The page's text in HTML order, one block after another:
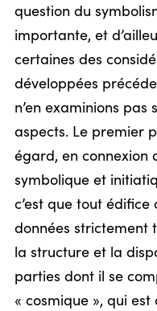
question du
importante, et
certaines des
développées
n’en examinions
aspects. Le premier
égard, en connexion
symbolique et
c’est que tout
données strictement
la structure et la
parties dont il se
« cosmique », qui est